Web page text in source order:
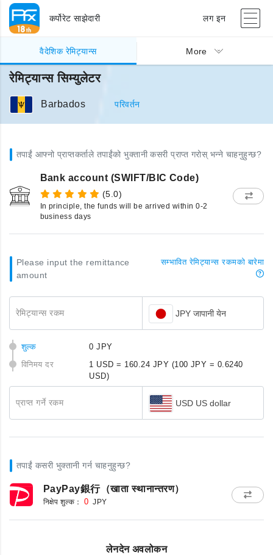
कर्पोरेट साझेदारी लग इन
वैदेशिक रेमिट्यान्स More
रेमिट्यान्स सिम्युलेटर
Barbados परिवर्तन
तपाईं आफ्नो प्राप्तकर्ताले तपाईंको भुक्तानी कसरी प्राप्त गरोस् भन्ने चाहनुहुन्छ?
Bank account (SWIFT/BIC Code)
(5.0)
In principle, the funds will be arrived within 0-2
business days
Please input the remittance
amount
सम्भावित रेमिट्यान्स रकमको बारेमा
रेमिट्यान्स रकम JPY जापानी येन
शुल्क
0 JPY
विनिमय दर
1 USD = 160.24 JPY (100 JPY = 0.6240
USD)
प्राप्त गर्ने रकम USD US dollar
तपाईं कसरी भुक्तानी गर्न चाहनुहुन्छ?
PayPay銀行（खाता स्थानान्तरण）
निक्षेप शुल्क： 0 JPY
लेनदेन अवलोकन